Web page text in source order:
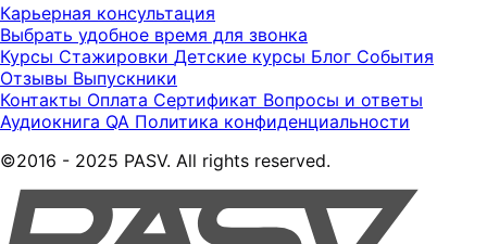
Карьерная консультация
Выбрать удобное время для звонка
Курсы Стажировки Детские курсы Блог События
Отзывы Выпускники
Контакты Оплата Сертификат Вопросы и ответы
Аудиокнига QA Политика конфиденциальности
©2016 - 2025 PASV. All rights reserved.